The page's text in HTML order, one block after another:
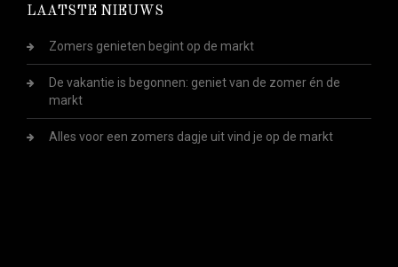
LAATSTE NIEUWS
Zomers genieten begint op de markt
De vakantie is begonnen: geniet van de zomer én de
markt
Alles voor een zomers dagje uit vind je op de markt